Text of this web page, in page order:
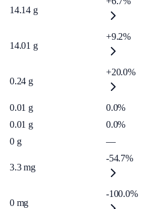
14.14 g
14.01 g
+9.2%
0.24 g
+20.0%
0.01 g
0.0%
0.01 g
0.0%
0 g —
3.3 mg
-54.7%
0 mg
-100.0%